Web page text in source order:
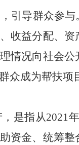
引导群众参
收益分配、
情况向社会
众成为帮扶项
是指从2021
资金、统筹